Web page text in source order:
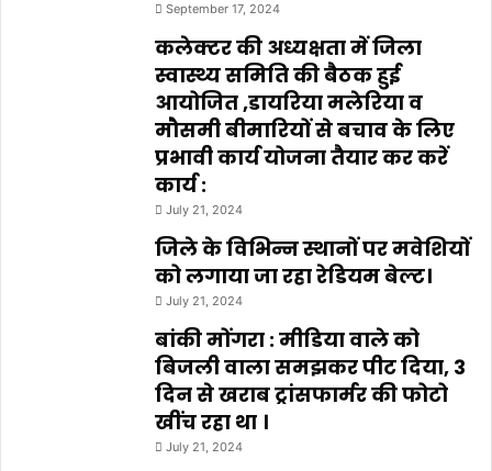
September 17, 2024
कलेक्टर की अध्यक्षता में जिला
स्वास्थ्य समिति की बैठक हुई
आयोजित ,डायरिया मलेरिया व
मौसमी बीमारियों से बचाव के लिए
प्रभावी कार्य योजना तैयार कर करें
कार्य :
July 21, 2024
जिले के विभिन्न स्थानों पर मवेशियों
को लगाया जा रहा रेडियम बेल्ट।
July 21, 2024
बांकी मोंगरा : मीडिया वाले को
बिजली वाला समझकर पीट दिया, 3
दिन से खराब ट्रांसफार्मर की फोटो
खींच रहा था ।
July 21, 2024